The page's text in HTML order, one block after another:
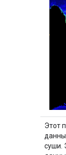
Этот
суши.